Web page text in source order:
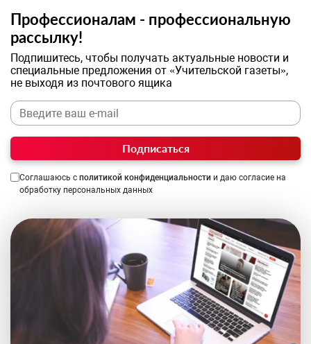
Профессионалам - профессиональную
рассылку!
Подпишитесь, чтобы получать актуальные новости и
специальные предложения от «Учительской газеты»,
не выходя из почтового ящика
Подписаться
Соглашаюсь с политикой конфиденциальности и даю согласие на
обработку персональных данных